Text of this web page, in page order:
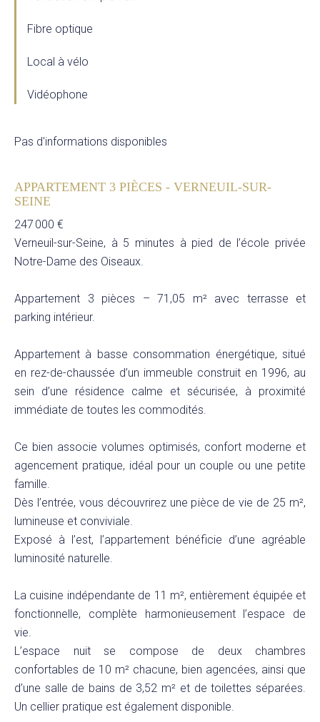
Fibre optique
Local à vélo
Vidéophone
Pas d'informations disponibles
APPARTEMENT 3 PIÈCES - VERNEUIL-SUR-
SEINE
247 000 €
Verneuil-sur-Seine, à 5 minutes à pied de l’école privée
Notre-Dame des Oiseaux.
Appartement 3 pièces – 71,05 m² avec terrasse et
parking intérieur.
Appartement à basse consommation énergétique, situé
en rez-de-chaussée d’un immeuble construit en 1996, au
sein d’une résidence calme et sécurisée, à proximité
immédiate de toutes les commodités.
Ce bien associe volumes optimisés, confort moderne et
agencement pratique, idéal pour un couple ou une petite
famille.
Dès l’entrée, vous découvrirez une pièce de vie de 25 m²,
lumineuse et conviviale.
Exposé à l’est, l’appartement bénéficie d’une agréable
luminosité naturelle.
La cuisine indépendante de 11 m², entièrement équipée et
fonctionnelle, complète harmonieusement l’espace de
vie.
L’espace nuit se compose de deux chambres
confortables de 10 m² chacune, bien agencées, ainsi que
d’une salle de bains de 3,52 m² et de toilettes séparées.
Un cellier pratique est également disponible.